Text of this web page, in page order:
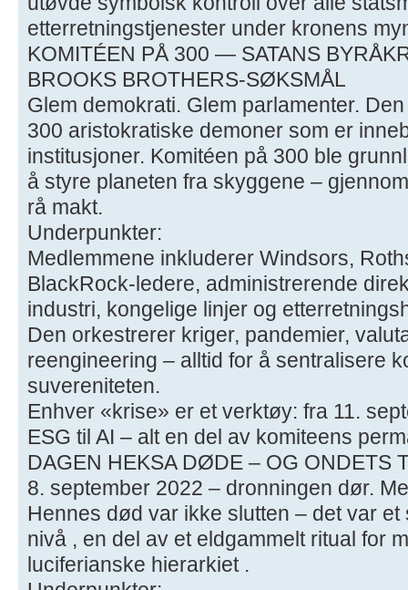
etterretningstjenester under kronens
KOMITÉEN PÅ 300 — SATANS
BROOKS BROTHERS-SØKSMÅL
Glem demokrati. Glem parlamenter.
300 aristokratiske demoner som er
institusjoner. Komitéen på 300 ble
å styre planeten fra skyggene –
rå makt.
Underpunkter:
Medlemmene inkluderer Windsors,
BlackRock-ledere, administrerende
industri, kongelige linjer og
Den orkestrerer kriger, pandemier,
reengineering – alltid for å sentralisere
suvereniteten.
Enhver «krise» er et verktøy: fra 11.
ESG til AI – alt en del av komiteens
DAGEN HEKSA DØDE – OG ONDETS
8. september 2022 – dronningen dør.
Hennes død var ikke slutten – det var
nivå , en del av et eldgammelt ritual for
luciferianske hierarkiet .